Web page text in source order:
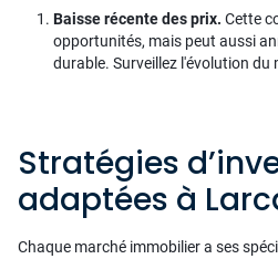
Baisse récente des prix. Cette
opportunités, mais peut aussi
durable. Surveillez l'évolution du
Stratégies
adaptées à
Chaque marché immobilier a ses